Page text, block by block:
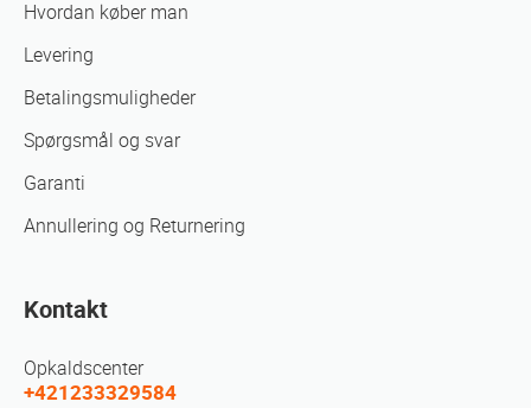
Hvordan køber man
Levering
Betalingsmuligheder
Spørgsmål og svar
Garanti
Annullering og Returnering
Kontakt
Opkaldscenter
+421233329584